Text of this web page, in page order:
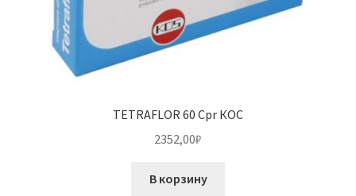
TETRAFLOR 60 Cpr КОС
2352,00₽
В корзину